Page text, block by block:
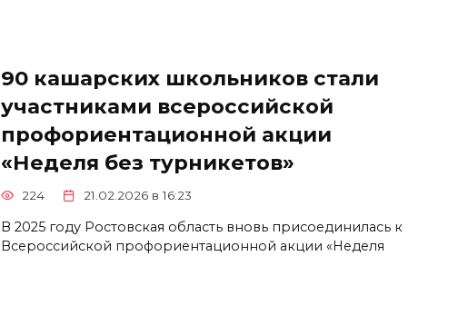
90 кашарских школьников стали
участниками всероссийской
профориентационной акции
«Неделя без турникетов»
224 21.02.2026 в 16:23
В 2025 году Ростовская область вновь присоединилась к
Всероссийской профориентационной акции «Неделя